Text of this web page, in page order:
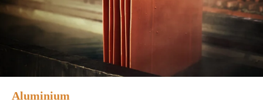
Aluminium